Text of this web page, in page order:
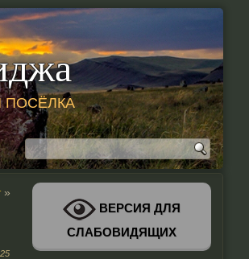
ПОСЁЛКА
»
ВЕРСИЯ ДЛЯ
СЛАБОВИДЯЩИХ